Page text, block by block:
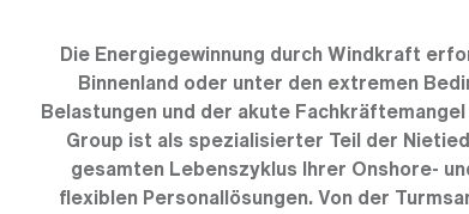
Die Energiegewinnung durch Windkraft
Binnenland oder unter den extremen
Belastungen und der akute
Group ist als spezialisierter Teil der
gesamten Lebenszyklus Ihrer Onshore-
flexiblen Personallösungen. Von der